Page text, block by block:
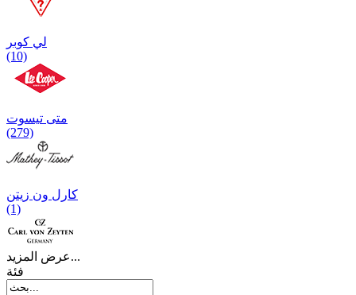
لي كوبر
(10)
متی تیسوت
(279)
کارل ون زیتن
(1)
عرض المزيد...
فئة